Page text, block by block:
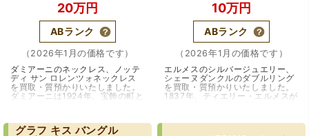
額を提示いただけたので即決しました。楽器も安心してお
20万円
ABランク
（2026年1月の価格です）
ダミアーニのネックレス、ノッテ
ディ サン ロレンツォネックレス
を買取・質預かりいたしました。
ダミアーニは1924年、宝飾の町と
れなるデザイン…（大阪・吹田
市）
10万円
ABランク
（2026年1月の価格です）
エルメスのシルバージュエリー、
シェーヌダンクルのダブルリング
を買取・質預かりいたしました。
1837年、ティエリー・エルメスが
メス。馬具の製…（兵庫・宝塚・
グラフ キス バングル